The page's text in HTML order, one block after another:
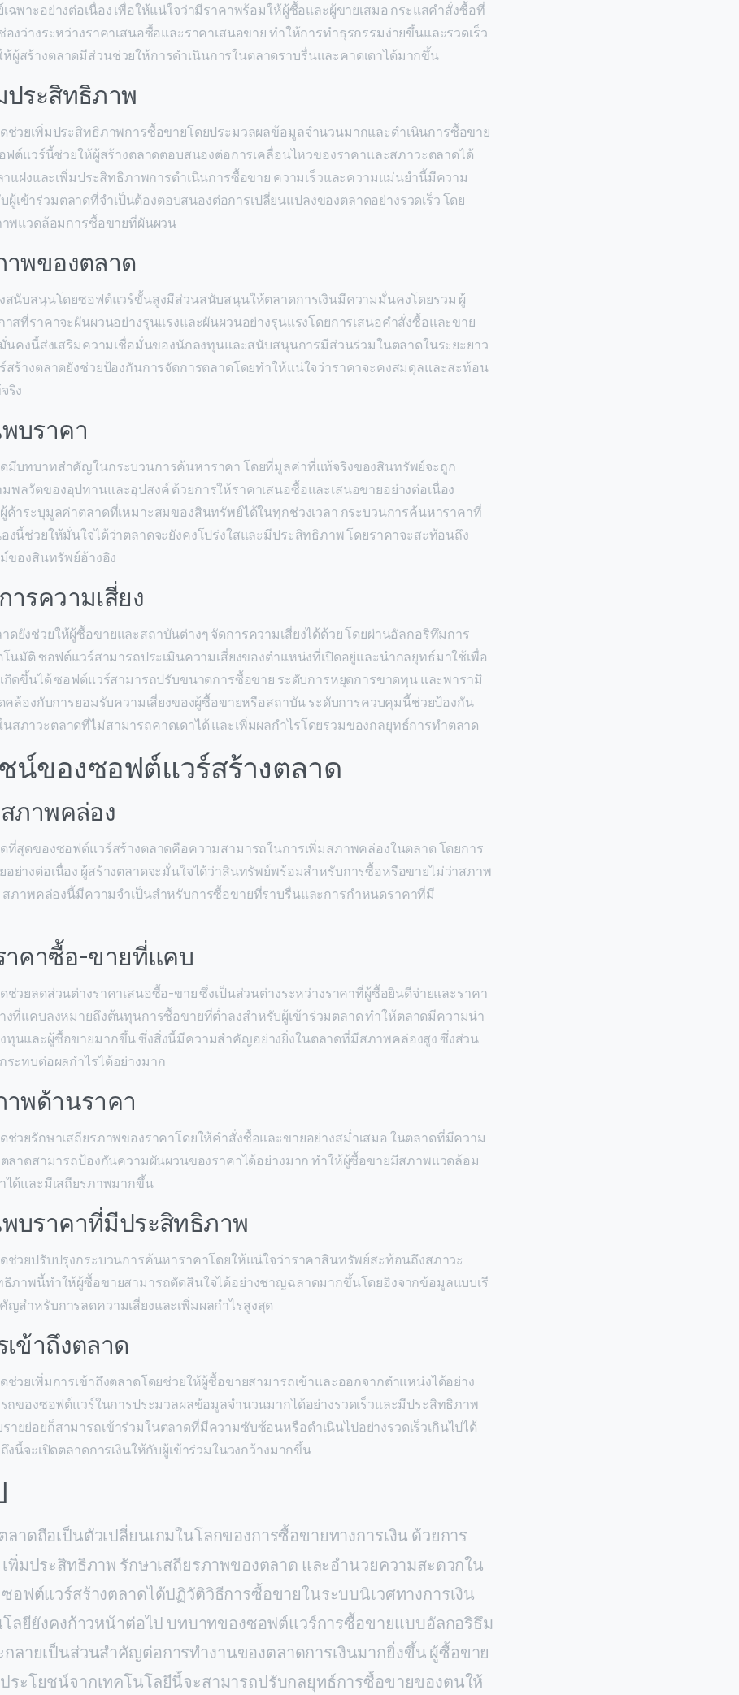
ฉพาะอย่างต่อเนื่อง เพื่อให้แน่ใจว่ามีราคาพร้อมให้ผู้ซื้อและผู้ขายเสมอ กระแสคำสั่งซื้อที่
งว่างระหว่างราคาเสนอซื้อและราคาเสนอขาย ทำให้การทำธุรกรรมง่ายขึ้นและรวดเร็ว
ผู้สร้างตลาดมีส่วนช่วยให้การดำเนินการในตลาดราบรื่นและคาดเดาได้มากขึ้น
ประสิทธิภาพ
ช่วยเพิ่มประสิทธิภาพการซื้อขายโดยประมวลผลข้อมูลจำนวนมากและดำเนินการซื้อขาย
ฟต์แวร์นี้ช่วยให้ผู้สร้างตลาดตอบสนองต่อการเคลื่อนไหวของราคาและสภาวะตลาดได้
าแฝงและเพิ่มประสิทธิภาพการดำเนินการซื้อขาย ความเร็วและความแม่นยำนี้มีความ
เข้าร่วมตลาดที่จำเป็นต้องตอบสนองต่อการเปลี่ยนแปลงของตลาดอย่างรวดเร็ว โดย
าพแวดล้อมการซื้อขายที่ผันผวน
าพของตลาด
สนับสนุนโดยซอฟต์แวร์ขั้นสูงมีส่วนสนับสนุนให้ตลาดการเงินมีความมั่นคงโดยรวม ผู้
าสที่ราคาจะผันผวนอย่างรุนแรงและผันผวนอย่างรุนแรงโดยการเสนอคำสั่งซื้อและขาย
นคงนี้ส่งเสริมความเชื่อมั่นของนักลงทุนและสนับสนุนการมีส่วนร่วมในตลาดในระยะยาว
ร้างตลาดยังช่วยป้องกันการจัดการตลาดโดยทำให้แน่ใจว่าราคาจะคงสมดุลและสะท้อน
ริง
บราคา
มีบทบาทสำคัญในกระบวนการค้นหาราคา โดยที่มูลค่าที่แท้จริงของสินทรัพย์จะถูก
พลวัตของอุปทานและอุปสงค์ ด้วยการให้ราคาเสนอซื้อและเสนอขายอย่างต่อเนื่อง
ค้าระบุมูลค่าตลาดที่เหมาะสมของสินทรัพย์ได้ในทุกช่วงเวลา กระบวนการค้นหาราคาที่
งนี้ช่วยให้มั่นใจได้ว่าตลาดจะยังคงโปร่งใสและมีประสิทธิภาพ โดยราคาจะสะท้อนถึง
ของสินทรัพย์อ้างอิง
ารความเสี่ยง
ดยังช่วยให้ผู้ซื้อขายและสถาบันต่างๆ จัดการความเสี่ยงได้ด้วย โดยผ่านอัลกอริทึมการ
โนมัติ ซอฟต์แวร์สามารถประเมินความเสี่ยงของตำแหน่งที่เปิดอยู่และนำกลยุทธ์มาใช้เพื่อ
กิดขึ้นได้ ซอฟต์แวร์สามารถปรับขนาดการซื้อขาย ระดับการหยุดการขาดทุน และพารามิ
คล้องกับการยอมรับความเสี่ยงของผู้ซื้อขายหรือสถาบัน ระดับการควบคุมนี้ช่วยป้องกัน
สภาวะตลาดที่ไม่สามารถคาดเดาได้ และเพิ่มผลกำไรโดยรวมของกลยุทธ์การทำตลาด
น์ของซอฟต์แวร์สร้างตลาด
สภาพคล่อง
ที่สุดของซอฟต์แวร์สร้างตลาดคือความสามารถในการเพิ่มสภาพคล่องในตลาด โดยการ
อย่างต่อเนื่อง ผู้สร้างตลาดจะมั่นใจได้ว่าสินทรัพย์พร้อมสำหรับการซื้อหรือขายไม่ว่าสภาพ
สภาพคล่องนี้มีความจำเป็นสำหรับการซื้อขายที่ราบรื่นและการกำหนดราคาที่มี
าคาซื้อ-ขายที่แคบ
ช่วยลดส่วนต่างราคาเสนอซื้อ-ขาย ซึ่งเป็นส่วนต่างระหว่างราคาที่ผู้ซื้อยินดีจ่ายและราคา
ที่แคบลงหมายถึงต้นทุนการซื้อขายที่ต่ำลงสำหรับผู้เข้าร่วมตลาด ทำให้ตลาดมีความน่า
ทุนและผู้ซื้อขายมากขึ้น ซึ่งสิ่งนี้มีความสำคัญอย่างยิ่งในตลาดที่มีสภาพคล่องสูง ซึ่งส่วน
ระทบต่อผลกำไรได้อย่างมาก
าพด้านราคา
ช่วยรักษาเสถียรภาพของราคาโดยให้คำสั่งซื้อและขายอย่างสม่ำเสมอ ในตลาดที่มีความ
ลาดสามารถป้องกันความผันผวนของราคาได้อย่างมาก ทำให้ผู้ซื้อขายมีสภาพแวดล้อม
ได้และมีเสถียรภาพมากขึ้น
บราคาที่มีประสิทธิภาพ
ช่วยปรับปรุงกระบวนการค้นหาราคาโดยให้แน่ใจว่าราคาสินทรัพย์สะท้อนถึงสภาวะ
ภาพนี้ทำให้ผู้ซื้อขายสามารถตัดสินใจได้อย่างชาญฉลาดมากขึ้นโดยอิงจากข้อมูลแบบเรี
ญสำหรับการลดความเสี่ยงและเพิ่มผลกำไรสูงสุด
เข้าถึงตลาด
วยเพิ่มการเข้าถึงตลาดโดยช่วยให้ผู้ซื้อขายสามารถเข้าและออกจากตำแหน่งได้อย่าง
ถของซอฟต์แวร์ในการประมวลผลข้อมูลจำนวนมากได้อย่างรวดเร็วและมีประสิทธิภาพ
ายย่อยก็สามารถเข้าร่วมในตลาดที่มีความซับซ้อนหรือดำเนินไปอย่างรวดเร็วเกินไปได้
งนี้จะเปิดตลาดการเงินให้กับผู้เข้าร่วมในวงกว้างมากขึ้น
าดถือเป็นตัวเปลี่ยนเกมในโลกของการซื้อขายทางการเงิน ด้วยการ
พิ่มประสิทธิภาพ รักษาเสถียรภาพของตลาด และอำนวยความสะดวกใน
อฟต์แวร์สร้างตลาดได้ปฏิวัติวิธีการซื้อขายในระบบนิเวศทางการเงิน
โลยียังคงก้าวหน้าต่อไป บทบาทของซอฟต์แวร์การซื้อขายแบบอัลกอริธึม
กลายเป็นส่วนสำคัญต่อการทำงานของตลาดการเงินมากยิ่งขึ้น ผู้ซื้อขาย
ระโยชน์จากเทคโนโลยีนี้จะสามารถปรับกลยุทธ์การซื้อขายของตนให้